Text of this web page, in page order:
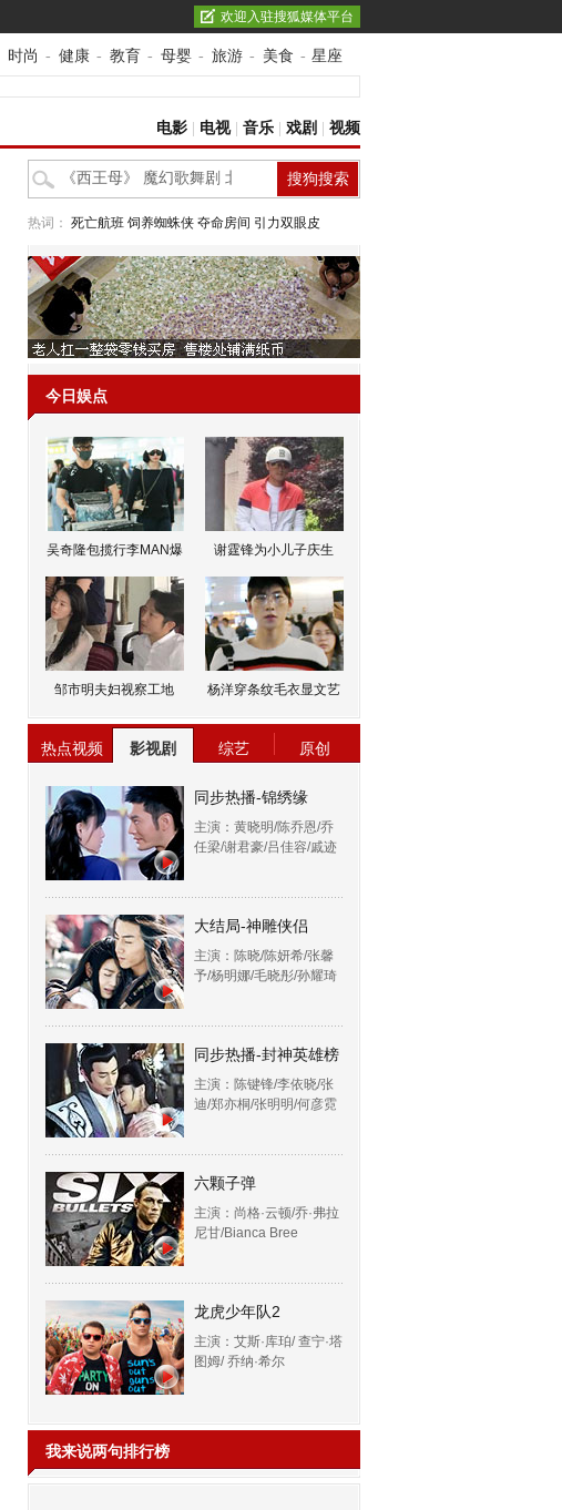
欢迎入驻搜狐媒体平台
时尚 - 健康 - 教育 - 母婴 - 旅游 - 美食 - 星座
电影 电视| 音乐 戏剧 视频
热词： 死亡航班 饲养蜘蛛侠 夺命房间 引力双眼皮
今日娱点
吴奇隆包揽行李MAN爆 谢霆锋为小儿子庆生
邹市明夫妇视察工地 杨洋穿条纹毛衣显文艺
热点视频 影视剧 综艺 原创
同步热播-锦绣缘
主演：黄晓明/陈乔恩/乔
任梁/谢君豪/吕佳容/戚迹
大结局-神雕侠侣
主演：陈晓/陈妍希/张馨
予/杨明娜/毛晓彤/孙耀琦
同步热播-封神英雄榜
主演：陈键锋/李依晓/张
迪/郑亦桐/张明明/何彦霓
六颗子弹
主演：尚格·云顿/乔·弗拉
尼甘/Bianca Bree
龙虎少年队2
主演：艾斯·库珀/ 查宁·塔
图姆/ 乔纳·希尔
我来说两句排行榜